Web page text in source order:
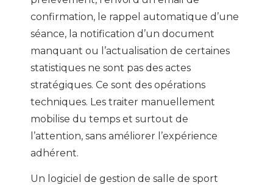
confirmation, le rappel automatique d’une
séance, la notification d’un document
manquant ou l’actualisation de certaines
statistiques ne sont pas des actes
stratégiques. Ce sont des opérations
techniques. Les traiter manuellement
mobilise du temps et surtout de
l’attention, sans améliorer l’expérience
adhérent.
Un logiciel de gestion de salle de sport